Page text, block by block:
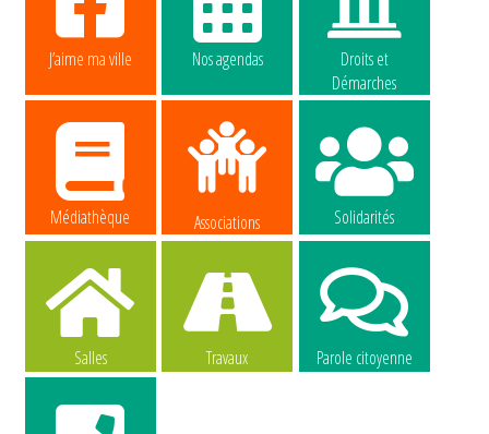
J’aime ma ville Nos agendas
Droits et
Démarches
Médiathèque Associations Solidarités
Salles Travaux Parole citoyenne